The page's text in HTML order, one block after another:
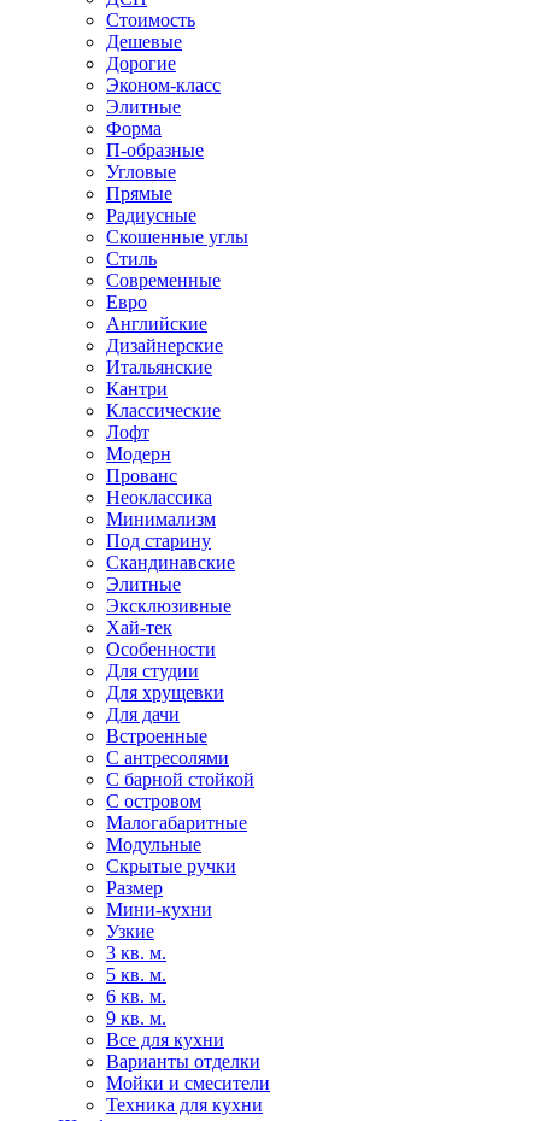
Стоимость
Дешевые
Дорогие
Эконом-класс
Элитные
Форма
П-образные
Угловые
Прямые
Радиусные
Скошенные углы
Стиль
Современные
Евро
Английские
Дизайнерские
Итальянские
Кантри
Классические
Лофт
Модерн
Прованс
Неоклассика
Минимализм
Под старину
Скандинавские
Элитные
Эксклюзивные
Хай-тек
Особенности
Для студии
Для хрущевки
Для дачи
Встроенные
С антресолями
С барной стойкой
С островом
Малогабаритные
Модульные
Скрытые ручки
Размер
Мини-кухни
Узкие
3 кв. м.
5 кв. м.
6 кв. м.
9 кв. м.
Все для кухни
Варианты отделки
Мойки и смесители
Техника для кухни